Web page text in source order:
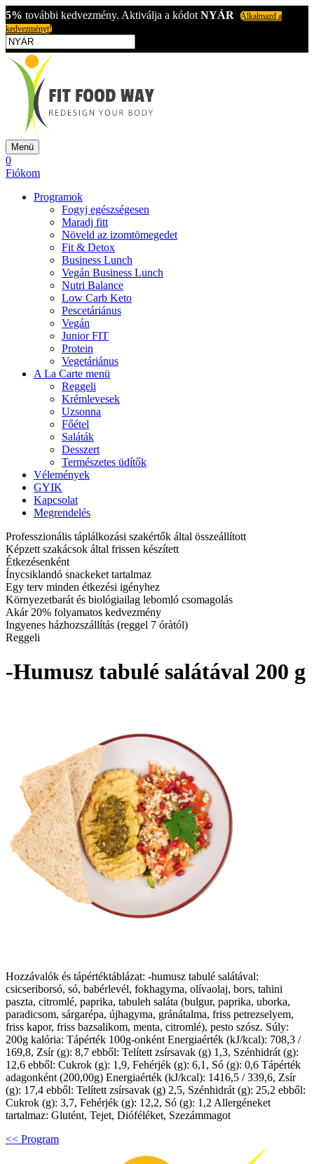
5% további kedvezmény. Aktiválja a kódot NYÁR
Alkalmazd a
kedvezményt!
Menü
0
Fiókom
Programok
Fogyj egészségesen
Maradj fitt
Növeld az izomtömegedet
Fit & Detox
Business Lunch
Vegán Business Lunch
Nutri Balance
Low Carb Keto
Pescetáriánus
Vegán
Junior FIT
Protein
Vegetáriánus
A La Carte menü
Reggeli
Krémlevesek
Uzsonna
Főétel
Saláták
Desszert
Természetes üdítők
Vélemények
GYIK
Kapcsolat
Megrendelés
Professzionális táplálkozási szakértők által összeállított
Képzett szakácsok által frissen készített
Étkezésenként
Ínycsiklandó snackeket tartalmaz
Egy terv minden étkezési igényhez
Környezetbarát és biológiailag lebomló csomagolás
Akár 20% folyamatos kedvezmény
Ingyenes házhozszállítás (reggel 7 óràtól)
Reggeli
-Humusz tabulé salátával 200 g
Hozzávalók és tápértéktáblázat: -humusz tabulé salátával:
csicseriborsó, só, babérlevél, fokhagyma, olívaolaj, bors, tahini
paszta, citromlé, paprika, tabuleh saláta (bulgur, paprika, uborka,
paradicsom, sárgarépa, újhagyma, gránátalma, friss petrezselyem,
friss kapor, friss bazsalikom, menta, citromlé), pesto szósz. Súly:
200g kalória: Tápérték 100g-onként Energiaérték (kJ/kcal): 708,3 /
169,8, Zsír (g): 8,7 ebből: Telített zsírsavak (g) 1,3, Szénhidrát (g):
12,6 ebből: Cukrok (g): 1,9, Fehérjék (g): 6,1, Só (g): 0,6 Tápérték
adagonként (200,00g) Energiaérték (kJ/kcal): 1416,5 / 339,6, Zsír
(g): 17,4 ebből: Telített zsírsavak (g) 2,5, Szénhidrát (g): 25,2 ebből:
Cukrok (g): 3,7, Fehérjék (g): 12,2, Só (g): 1,2 Allergéneket
tartalmaz: Glutént, Tejet, Dióféléket, Szezámmagot
<< Program